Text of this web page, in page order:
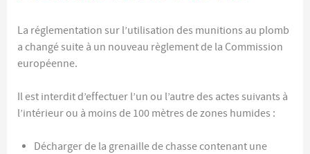
La réglementation sur l’utilisation des munitions au plomb
a changé suite à un nouveau règlement de la Commission
européenne.
Il est interdit d’effectuer l’un ou l’autre des actes suivants à
l’intérieur ou à moins de 100 mètres de zones humides :
Décharger de la grenaille de chasse contenant une